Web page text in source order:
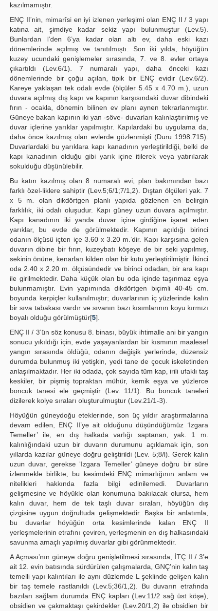
kazılmamıştır.
ENÇ II’nin, mimarîsi en iyi izlenen yerleşimi olan ENÇ II / 3 yapı
katına ait, şimdiye kadar sekiz yapı bulunmuştur (Lev.5).
Bunlardan l’den 6’ya kadar olan altı ev, daha eski kazı
dönemlerinde açılmış ve tanıtılmıştı. Son iki yılda, höyüğün
kuzey ucundaki genişlemeler sırasında, 7. ve 8. evler ortaya
çıkartıldı (Lev.6/1). 7 numaralı yapı, daha önceki kazı
dönemlerinde bir çoğu açılan, tipik bir ENÇ evidir (Lev.6/2).
Kareye yaklaşan tek odalı evde (ölçüler 5.45 x 4.70 m.), uzun
duvara açılmış dış kapı ve kapının karşısındaki duvar dibindeki
fırın - ocakla, dönemin bilinen ev planı aynen tekrarlanmıştır.
Güneye bakan kapının iki yan -söve- duvarları kalınlaştırılmış ve
duvar içlerine yarıklar yapılmıştır. Kapılardaki bu uygulama da,
daha önce kazılmış olan evlerde gözlenmişti (Duru 1998:715).
Duvarlardaki bu yarıklara kapı kanadının yerleştirildiği, belki de
kapı kanadının olduğu gibi yarık içine itilerek veya yatırılarak
sokulduğu düşünülebilir.
Bu katın kazılmış olan 8 numaralı evi, plan bakımından bazı
farklı özel-liklere sahiptir (Lev.5;6/1;7/1,2). Dıştan ölçüleri yak. 7
x 5 m. olan dikdörtgen planlı yapıda gözlenen en belirgin
farklılık, iki odalı oluşudur. Kapı güney uzun duvara açılmıştır.
Kapı kanadının iki yanda duvar içine girdiğine işaret eden
yarıklar, bu evde de görülmektedir. Kapının açıldığı birinci
odanın ölçüsü içten içe 3.60 x 3.20 m.’dir. Kapı karşısına gelen
duvarın dibine bir fırın, kuzeybatı köşeye de bir seki yapılmış,
sekinin önüne, kenarları kilden olan bir kutu yerleştirilmiştir. İkinci
oda 2.40 x 2.20 m. ölçüsündedir ve birinci odadan, bir ara kapı
ile girilmektedir. Daha küçük olan bu oda içinde taşınmaz eşya
bulunmamıştır. Evin yapımında dikdörtgen biçimli 40-45 cm.
boyunda kerpiçler kullanılmıştır; duvarlarının iç yüzlerinde kalın
bir sıva tabakası vardır ve sıvanın bazı kısımlarının koyu kırmızı
boyalı olduğu görülmüştür[5].
ENÇ II / 3’ün söz konusu 8. binası, büyük ihtimalle ani bir yangın
sonucu yıkıldığı için, evde yaşayanlardan bir kısmının maalesef
yangın sırasında öldüğü, odanın değişik yerlerinde, düzensiz
durumda bulunmuş iki yetişkin, yedi tane de çocuk iskeletinden
anlaşılmaktadır. Her iki odada, çok sayıda tüm kap, irili ufaklı taş
keskiler, bir pişmiş topraktan mühür, kemik eşya ve yüzlerce
boncuk tanesi ele geçmiştir (Lev. 11/1). Bu boncuk taneleri
dizilerek kolye sıraları oluşturulmuştur (Lev.21/1-3).
Höyüğün güneydoğu eteklerinde, son üç yıldır araştırmalarına
devam edilen, ENÇ II’ye ait olduğunu düşündüğümüz ‘Izgara
Temeller’ ile, en dış halkada varlığı saptanan, yak. 1 m.
kalınlığındaki uzun bir duvarın durumunu açıklamak için, son
yıllarda kazılar güneye doğru geliştirildi (Lev. 5;8/l). Gerek kalın
uzun duvar, gerekse 'Izgara Temeller’ güneye doğru bir süre
izlenmekle birlikte, bu kesimdeki ENÇ mimarlığının anlam ve
nitelikleri hakkında fazla bilgi edinilemedi. Duvarların
gelişmesine ve höyükle olan konumuna bakılacak olursa, hem
kalın duvar, hem de tek taşlı duvar sıraları, höyüğün dış
çizgisine uygun doğrultuda gelişmektedir. Başka bir anlatımla,
bu duvarlar höyüğün orta kesimlerinde kalan ENÇ II
yerleşmelerinin etrafını çeviren, yerleşmenin en dış halkasındaki
savunma amaçlı yapılmış duvarlar gibi görünmektedir.
A Açması’nın güneye doğru genişletilmesi sırasında, İTÇ II / 3’e
ait 12. evin batısında sürdürülen çalışmalarda, GNÇ’nin kalın taş
temelli yapı kalıntıları ile aynı düzlemde L şeklinde gelişen kalın
bir taş temele rastlanıldı (Lev.5;36/1,2). Bu duvarın etrafında
bazıları sağlam durumda ENÇ kapları (Lev.11/2 sağ üst köşe),
obsidien ve çakmaktaşı çekirdekler (Lev.20/1,2) ile obsidien bir